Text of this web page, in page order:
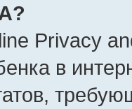
Privacy
в